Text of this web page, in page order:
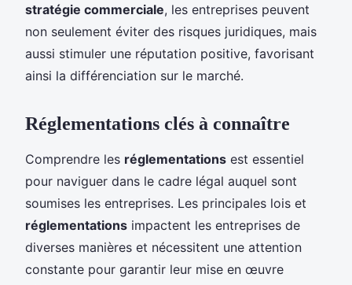
stratégie commerciale, les entreprises peuvent
non seulement éviter des risques juridiques, mais
aussi stimuler une réputation positive, favorisant
ainsi la différenciation sur le marché.
Réglementations clés à connaître
Comprendre les réglementations est essentiel
pour naviguer dans le cadre légal auquel sont
soumises les entreprises. Les principales lois et
réglementations impactent les entreprises de
diverses manières et nécessitent une attention
constante pour garantir leur mise en œuvre